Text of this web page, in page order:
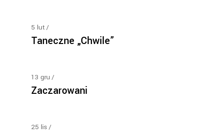
5 lut
Taneczne „Chwile”
13 gru
Zaczarowani
25 lis